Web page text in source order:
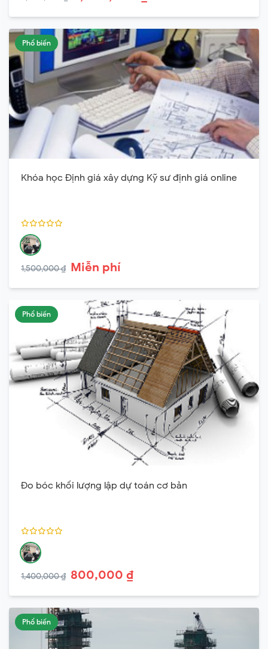
Phổ biến
Khóa học Định giá xây dựng Kỹ sư định giá online
1,500,000 ₫ Miễn phí
Phổ biến
Đo bóc khối lượng lập dự toán cơ bản
1,400,000 ₫ 800,000 ₫
Phổ biến